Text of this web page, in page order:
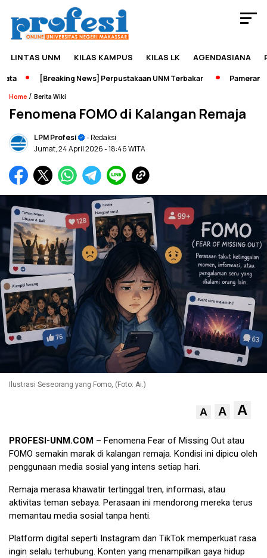
LINTAS UNM KILAS KAMPUS KILAS LK AGENDASIANA
[Breaking News] Perpustakaan UNM Terbakar Pameran
Home / Berita Wiki
Fenomena FOMO di Kalangan Remaja
LPM Profesi
- Redaksi
Jumat, 24 April 2026- 18:46 WITA
Ilustrasi Seseorang yang Fomo, (Foto: Ai.)
A A A
PROFESI-UNM.COM – Fenomena Fear of Missing Out atau
FOMO semakin marak di kalangan remaja. Kondisi ini dipicu oleh
penggunaan media sosial yang intens setiap hari.
Remaja merasa khawatir tertinggal tren, informasi, atau
aktivitas teman sebaya. Perasaan ini mendorong mereka terus
memantau media sosial tanpa henti.
Platform digital seperti Instagram dan TikTok memperkuat rasa
ingin selalu terhubung. Konten yang menampilkan gaya hidup